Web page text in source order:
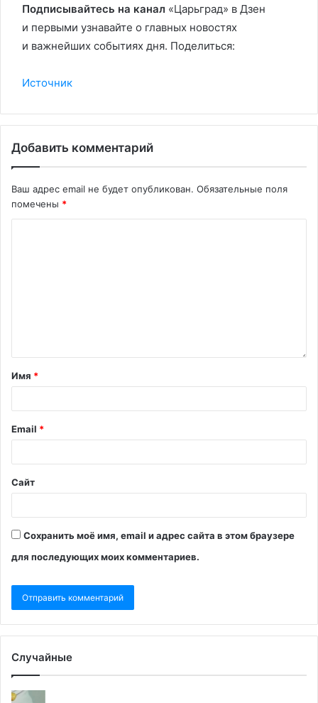
Подписывайтесь на канал «Царьград» в Дзен
и первыми узнавайте о главных новостях
и важнейших событиях дня. Поделиться:
Источник
Добавить комментарий
Ваш адрес email не будет опубликован. Обязательные поля
помечены *
Имя *
Email *
Сайт
Сохранить моё имя, email и адрес сайта в этом браузере
для последующих моих комментариев.
Случайные
Посол